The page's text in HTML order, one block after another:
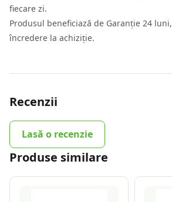
fiecare zi.
Produsul beneficiază de Garanție 24
încredere la achiziție.
Recenzii
Lasă o recenzie
Produse similare